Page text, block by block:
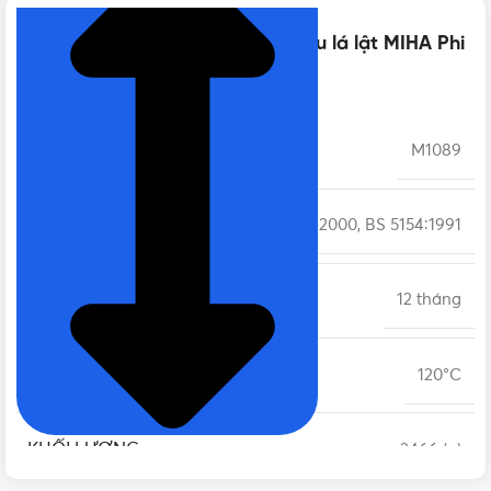
Thông số kỹ thuật của Van 1 chiều lá lật MIHA Phi
90 DN80 | Chính hãng Minh Hòa
M1089
BS 21 / ISO 228-1-2000, BS 5154:1991
BẢO HÀNH 12 tháng
NHIỆT ĐỘ LÀM VIỆC 120°C
KHỐI LƯỢNG 2466 (g)